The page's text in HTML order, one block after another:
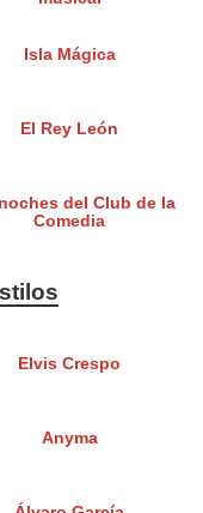
Isla Mágica
El Rey León
del Club de la
Comedia
Elvis Crespo
Anyma